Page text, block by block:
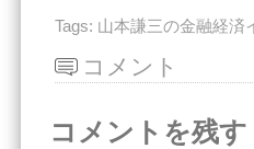
Tags: 山本謙三の金融経済
コメント
コメントを残す